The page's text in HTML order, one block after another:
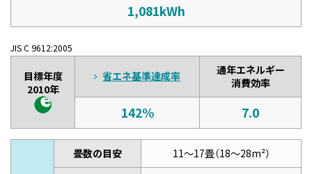
1,081kWh
JIS C 9612:2005
目標年度
2010年
省エネ基準達成率
通年エネルギー
消費効率
142% 7.0
畳数の目安
11～17畳（18～28m²）